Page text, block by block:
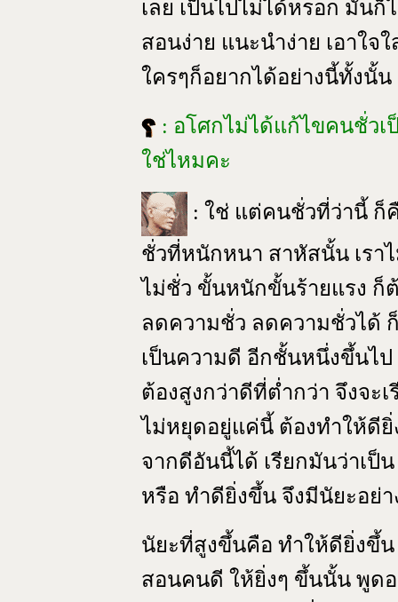
เลย เป็นไปไม่ได้หรอก มัน
สอนง่าย แนะนำง่าย เอาใ
ใครๆก็อยากได้อย่างนี้ทั้งนั้
: อโศกไม่ได้แก้ไขคนชั่ว
ใช่ไหมคะ
: ใช่ แต่คนชั่วที่ว่านี้ ก็
ชั่วที่หนักหนา สาหัสนั้น เรา
ไม่ชั่ว ขั้นหนักขั้นร้ายแรง ก็
ลดความชั่ว ลดความชั่วได้
เป็นความดี อีกชั้นหนึ่งขึ้นไ
ต้องสูงกว่าดีที่ต่ำกว่า จึงจะ
ไม่หยุดอยู่แค่นี้ ต้องทำให้ดียิ่
จากดีอันนี้ได้ เรียกมันว่าเป็
หรือ ทำดียิ่งขึ้น จึงมีนัยะอย่า
นัยะที่สูงขึ้นคือ ทำให้ดียิ่งขึ้
สอนคนดี ให้ยิ่งๆ ขึ้นนั้น พูด